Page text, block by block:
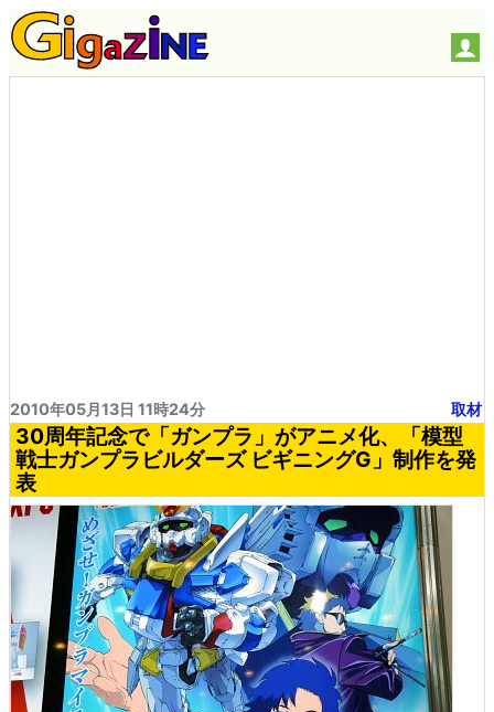
2010年05月13日 11時24分 取材
30周年記念で「ガンプラ」がアニメ化、「模型
戦士ガンプラビルダーズ ビギニングG」制作を発
表